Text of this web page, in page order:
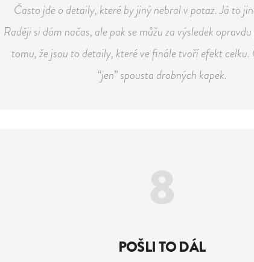
Často jde o detaily, které by jiný nebral v potaz. Já to
Raději si dám načas, ale pak se můžu za výsledek
tomu, že jsou to detaily, které ve finále tvoří efekt
“jen” spousta drobných kapek.
8
POŠLI TO DÁL